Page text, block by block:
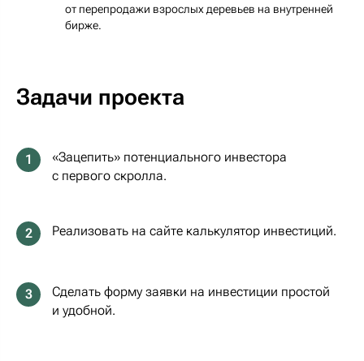
от перепродажи взрослых деревьев на внутренней
бирже.
Задачи проекта
1
«Зацепить» потенциального инвестора
с первого скролла.
2 Реализовать на сайте калькулятор инвестиций.
3
Сделать форму заявки на инвестиции простой
и удобной.